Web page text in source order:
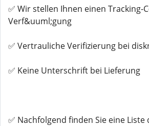
✅ Wir stellen Ihnen einen Tracking-
Verf&uuml;gung
✅ Vertrauliche Verifizierung bei
✅ Keine Unterschrift bei Lieferung
✅ Nachfolgend finden Sie eine